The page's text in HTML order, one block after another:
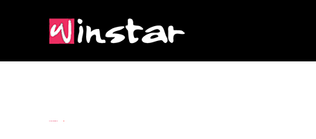
Imam Budianto